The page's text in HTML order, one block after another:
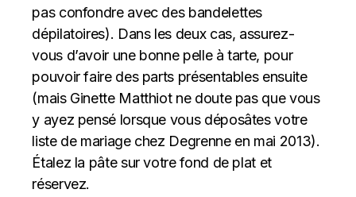
pas confondre avec des bandelettes
dépilatoires). Dans les deux cas, assurez-
vous d’avoir une bonne pelle à tarte, pour
pouvoir faire des parts présentables ensuite
(mais Ginette Matthiot ne doute pas que vous
y ayez pensé lorsque vous déposâtes votre
liste de mariage chez Degrenne en mai 2013).
Étalez la pâte sur votre fond de plat et
réservez.